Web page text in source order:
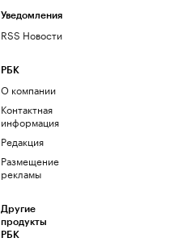
Уведомления
RSS Новости
РБК
О компании
Контактная
информация
Редакция
Размещение
рекламы
Другие
продукты
РБК